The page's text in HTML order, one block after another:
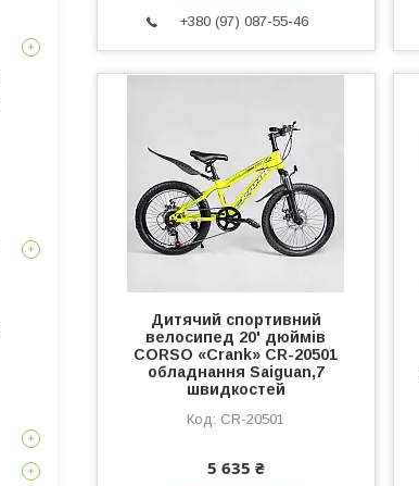
+380 (97) 087-55-46
Дитячий спортивний
велосипед 20' дюймів
CORSO «Crank» CR-20501
обладнання Saiguan,7
швидкостей
CR-20501
5 635 ₴